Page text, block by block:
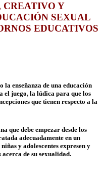
Y
SEXUAL
EDUCATIVOS
la enseñanza de una educación
el juego, la lúdica para que los
que tienen respecto a la
que debe empezar desde los
adecuadamente en un
y adolescentes expresen y
de su sexualidad.